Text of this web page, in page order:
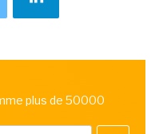
plus de 50000